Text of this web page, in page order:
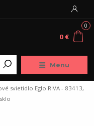
Menu
0
0 €
svietidlo Eglo RIVA - 83413,